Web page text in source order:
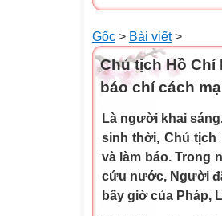
Gốc > Bài viết>
Chủ tịch Hồ
báo chí cách
Là người khai
sinh thời, Chủ tịch
và làm báo. Trong
cứu nước, Người
bấy giờ của Pháp,